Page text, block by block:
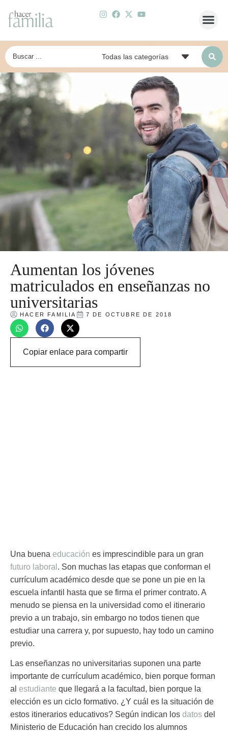
Aumentan los jóvenes
matriculados en enseñanzas no
universitarias
HACER FAMILIA 7 DE OCTUBRE DE 2018
Copiar enlace para compartir
Una buena educación es imprescindible para un gran
futuro laboral . Son muchas las etapas que conforman el
currículum académico desde que se pone un pie en la
escuela infantil hasta que se firma el primer contrato. A
menudo se piensa en la universidad como el itinerario
previo a un trabajo, sin embargo no todos tienen que
estudiar una carrera y, por supuesto, hay todo un camino
previo.
Las enseñanzas no universitarias suponen una parte
importante de currículum académico, bien porque forman
al estudiante que llegará a la facultad, bien porque la
elección es un ciclo formativo. ¿Y cuál es la situación de
estos itinerarios educativos? Según indican los datos del
Ministerio de Educación han crecido los alumnos